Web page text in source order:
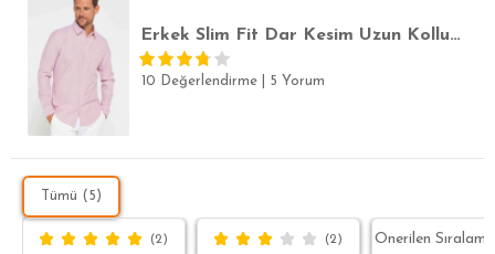
Erkek Slim Fit Dar Kesim Uzun Kollu Pamuklu Çizgili Tek Cepli Düğmeli Yaka Gömlek
10 Değerlendirme 5 Yorum
Tümü (5)
(2) (2)